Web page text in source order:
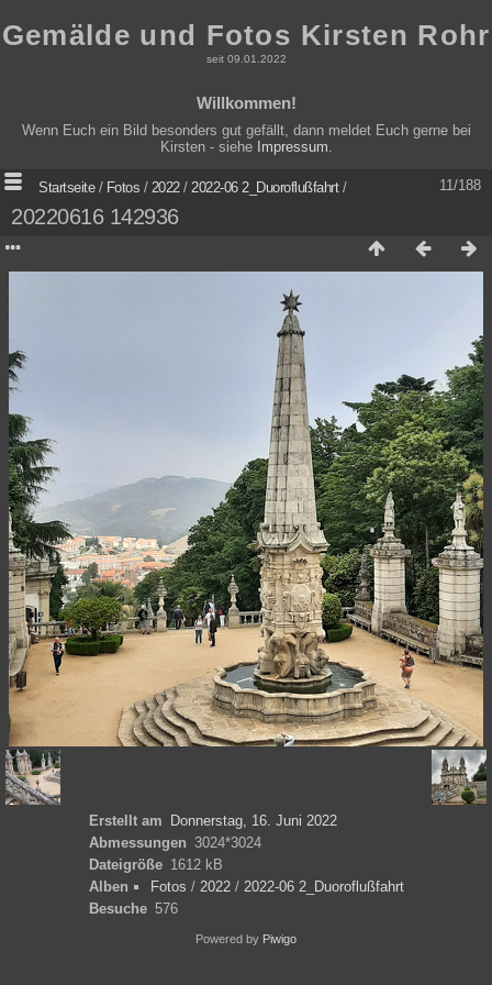
Gemälde und Fotos Kirsten Rohr
seit 09.01.2022
Willkommen!
Wenn Euch ein Bild besonders gut gefällt, dann meldet Euch gerne bei
Kirsten - siehe Impressum
11/188
Startseite/ Fotos / 2022/ 2022-06 2_Duoroflußfahrt/
20220616 142936
Erstellt am
Donnerstag, 16. Juni 2022
Abmessungen 3024*3024
Dateigröße 1612 kB
Alben
Fotos / 2022/ 2022-06 2_Duoroflußfahrt
Besuche 576
Powered by Piwigo